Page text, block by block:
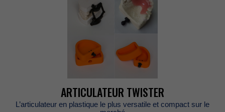
ARTICULATEURTWISTER
L’articulateurenplastiqueleplusversatileetcompactsurle